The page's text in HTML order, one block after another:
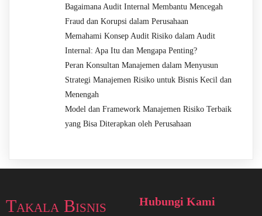
Bagaimana Audit Internal Membantu Mencegah
Fraud dan Korupsi dalam Perusahaan
Memahami Konsep Audit Risiko dalam Audit
Internal: Apa Itu dan Mengapa Penting?
Peran Konsultan Manajemen dalam Menyusun
Strategi Manajemen Risiko untuk Bisnis Kecil dan
Menengah
Model dan Framework Manajemen Risiko Terbaik
yang Bisa Diterapkan oleh Perusahaan
Takala Bisnis
Hubungi Kami